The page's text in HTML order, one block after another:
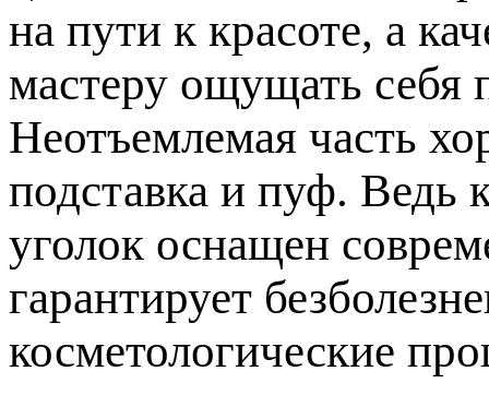
на пути к красоте, а
мастеру ощущать себя
Неотъемлемая часть
подставка и пуф. Ведь
уголок оснащен
гарантирует
косметологические